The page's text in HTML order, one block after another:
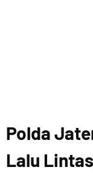
Polda
Lalu